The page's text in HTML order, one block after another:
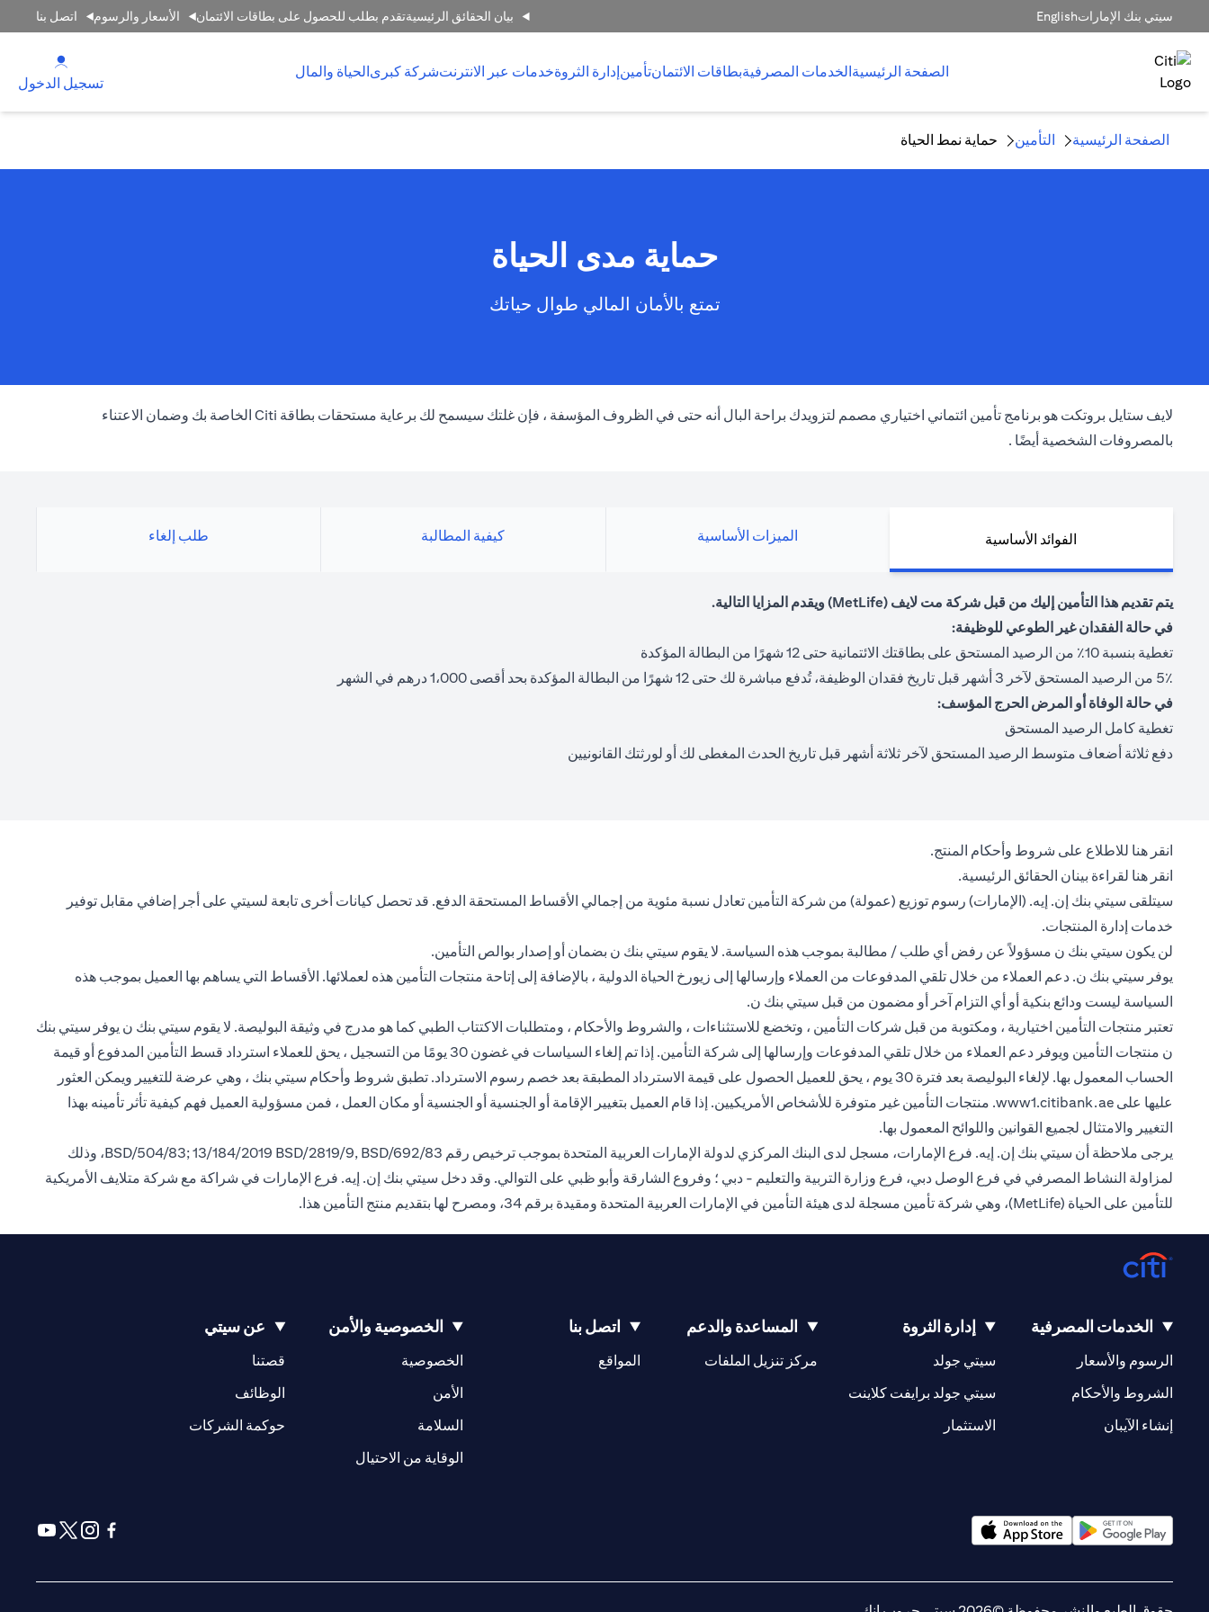
سيتي بنك الإماراتEnglish بيان الحقائق الرئيسيةتقدم بطلب للحصول على بطاقات الائتمان الأسعار والرسوم اتصل بنا
الصفحة الرئيسيةالخدمات المصرفيةبطاقات الائتمانتأمينإدارة الثروةخدمات عبر الانترنتشركة كبرىالحياة والمال
تسجيل الدخول
الصفحة الرئيسية التأمين حماية نمط الحياة
حماية مدى الحياة
تمتع بالأمان المالي طوال حياتك
لايف ستايل بروتكت هو برنامج تأمين ائتماني اختياري مصمم لتزويدك براحة البال أنه حتى في الظروف المؤسفة ، فإن غلتك سيسمح لك برعاية مستحقات بطاقة Citi الخاصة بك وضمان الاعتناء
بالمصروفات الشخصية أيضًا .
الفوائد الأساسية الميزات الأساسية كيفية المطالبة طلب إلغاء
يتم تقديم هذا التأمين إليك من قبل شركة مت لايف (MetLife) ويقدم المزايا التالية.
في حالة الفقدان غير الطوعي للوظيفة:
تغطية بنسبة 10٪ من الرصيد المستحق على بطاقتك الائتمانية حتى 12 شهرًا من البطالة المؤكدة
5٪ من الرصيد المستحق لآخر 3 أشهر قبل تاريخ فقدان الوظيفة، تُدفع مباشرة لك حتى 12 شهرًا من البطالة المؤكدة بحد أقصى 1،000 درهم في الشهر
في حالة الوفاة أو المرض الحرج المؤسف:
تغطية كامل الرصيد المستحق
دفع ثلاثة أضعاف متوسط الرصيد المستحق لآخر ثلاثة أشهر قبل تاريخ الحدث المغطى لك أو لورثتك القانونيين
انقر هنا للاطلاع على شروط وأحكام المنتج.
انقر هنا لقراءة بينان الحقائق الرئيسية.
سيتلقى سيتي بنك إن. إيه. (الإمارات) رسوم توزيع (عمولة) من شركة التأمين تعادل نسبة مئوية من إجمالي الأقساط المستحقة الدفع. قد تحصل كيانات أخرى تابعة لسيتي على أجر إضافي مقابل توفير
خدمات إدارة المنتجات.
لن يكون سيتي بنك ن مسؤولاً عن رفض أي طلب / مطالبة بموجب هذه السياسة. لا يقوم سيتي بنك ن بضمان أو إصدار بوالص التأمين.
يوفر سيتي بنك ن. دعم العملاء من خلال تلقي المدفوعات من العملاء وإرسالها إلى زيورخ الحياة الدولية ، بالإضافة إلى إتاحة منتجات التأمين هذه لعملائها. الأقساط التي يساهم بها العميل بموجب هذه
السياسة ليست ودائع بنكية أو أي التزام آخر أو مضمون من قبل سيتي بنك ن.
تعتبر منتجات التأمين اختيارية ، ومكتوبة من قبل شركات التأمين ، وتخضع للاستثناءات ، والشروط والأحكام ، ومتطلبات الاكتتاب الطبي كما هو مدرج في وثيقة البوليصة. لا يقوم سيتي بنك ن يوفر سيتي بنك
ن منتجات التأمين ويوفر دعم العملاء من خلال تلقي المدفوعات وإرسالها إلى شركة التأمين. إذا تم إلغاء السياسات في غضون 30 يومًا من التسجيل ، يحق للعملاء استرداد قسط التأمين المدفوع أو قيمة
الحساب المعمول بها. لإلغاء البوليصة بعد فترة 30 يوم ، يحق للعميل الحصول على قيمة الاسترداد المطبقة بعد خصم رسوم الاسترداد. تطبق شروط وأحكام سيتي بنك ، وهي عرضة للتغيير ويمكن العثور
عليها على www1.citibank.ae
(opens in a new tab). منتجات التأمين غير متوفرة للأشخاص الأمريكيين. إذا قام العميل بتغيير الإقامة أو الجنسية أو الجنسية أو مكان العمل ، فمن مسؤولية العميل فهم كيفية تأثر تأمينه بهذا
التغيير والامتثال لجميع القوانين واللوائح المعمول بها.
يرجى ملاحظة أن سيتي بنك إن. إيه. فرع الإمارات، مسجل لدى البنك المركزي لدولة الإمارات العربية المتحدة بموجب ترخيص رقم BSD/504/83; 13/184/2019 BSD/2819/9, BSD/692/83، وذلك
لمزاولة النشاط المصرفي في فرع الوصل دبي، فرع وزارة التربية والتعليم - دبي ؛ وفروع الشارقة وأبو ظبي على التوالي. وقد دخل سيتي بنك إن. إيه. فرع الإمارات في شراكة مع شركة متلايف الأمريكية
للتأمين على الحياة (MetLife)، وهي شركة تأمين مسجلة لدى هيئة التأمين في الإمارات العربية المتحدة ومقيدة برقم 34، ومصرح لها بتقديم منتج التأمين هذا.
الخدمات المصرفية
الرسوم والأسعار
الشروط والأحكام
إنشاء الآيبان
إدارة الثروة
سيتي جولد
سيتي جولد برايفت كلاينت
الاستثمار
المساعدة والدعم
مركز تنزيل الملفات
اتصل بنا
المواقع
(opens in a new tab)
الخصوصية والأمن
الخصوصية
الأمن
السلامة
الوقاية من الاحتيال
عن سيتي
قصتنا
(opens in a new tab)
الوظائف
(opens in a new tab)
حوكمة الشركات
(opens in a new tab)